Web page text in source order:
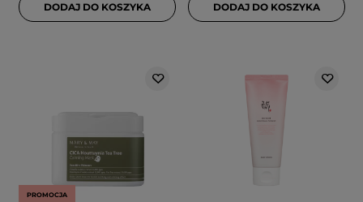
DODAJ DO KOSZYKA DODAJ DO KOSZYKA
PROMOCJA